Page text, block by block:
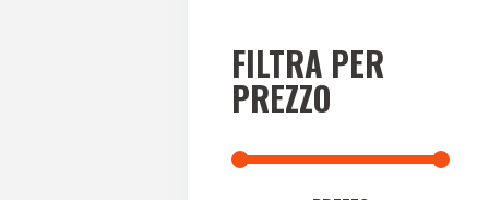
FILTRA PER
PREZZO